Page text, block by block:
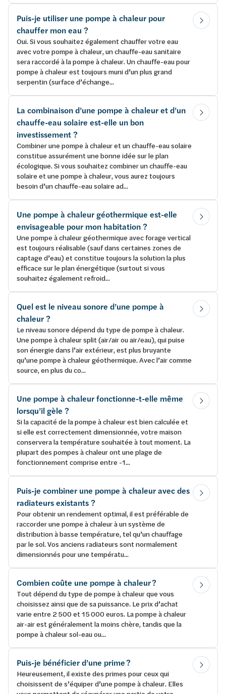
Puis-je utiliser une pompe à chaleur pour
chauffer mon eau ?
Oui. Si vous souhaitez également chauffer votre eau
avec votre pompe à chaleur, un chauffe-eau sanitaire
sera raccordé à la pompe à chaleur. Un chauffe-eau pour
pompe à chaleur est toujours muni d’un plus grand
serpentin (surface d’échange...
La combinaison d’une pompe à chaleur et d’un
chauffe-eau solaire est-elle un bon
investissement ?
Combiner une pompe à chaleur et un chauffe-eau solaire
constitue assurément une bonne idée sur le plan
écologique. Si vous souhaitez combiner un chauffe-eau
solaire et une pompe à chaleur, vous aurez toujours
besoin d’un chauffe-eau solaire ad...
Une pompe à chaleur géothermique est-elle
envisageable pour mon habitation ?
Une pompe à chaleur géothermique avec forage vertical
est toujours réalisable (sauf dans certaines zones de
captage d’eau) et constitue toujours la solution la plus
efficace sur le plan énergétique (surtout si vous
souhaitez également refroid...
Quel est le niveau sonore d’une pompe à
chaleur ?
Le niveau sonore dépend du type de pompe à chaleur.
Une pompe à chaleur split (air/air ou air/eau), qui puise
son énergie dans l’air extérieur, est plus bruyante
qu’une pompe à chaleur géothermique. Avec l’air comme
source, en plus du co...
Une pompe à chaleur fonctionne-t-elle même
lorsqu’il gèle ?
Si la capacité de la pompe à chaleur est bien calculée et
si elle est correctement dimensionnée, votre maison
conservera la température souhaitée à tout moment. La
plupart des pompes à chaleur ont une plage de
fonctionnement comprise entre -1...
Puis-je combiner une pompe à chaleur avec des
radiateurs existants ?
Pour obtenir un rendement optimal, il est préférable de
raccorder une pompe à chaleur à un système de
distribution à basse température, tel qu’un chauffage
par le sol. Vos anciens radiateurs sont normalement
dimensionnés pour une températu...
Combien coûte une pompe à chaleur ?
Tout dépend du type de pompe à chaleur que vous
choisissez ainsi que de sa puissance. Le prix d’achat
varie entre 2 500 et 15 000 euros. La pompe à chaleur
air-air est généralement la moins chère, tandis que la
pompe à chaleur sol-eau ou...
Puis-je bénéficier d’une prime ?
Heureusement, il existe des primes pour ceux qui
choisissent de s’équiper d’une pompe à chaleur. Elles